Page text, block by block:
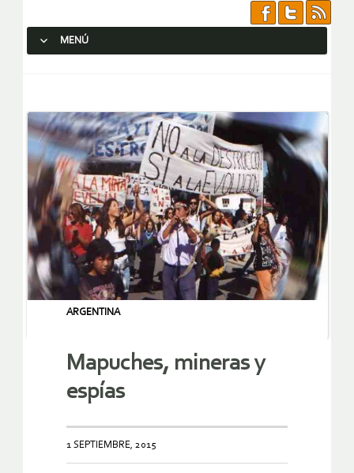
MENÚ
ARGENTINA
Mapuches, mineras y
espías
1 SEPTIEMBRE, 2015